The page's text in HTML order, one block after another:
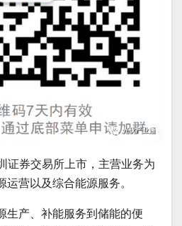
证券交易所上市，主营业务为
营以及综合能源服务。
生产、补能服务到储能的便